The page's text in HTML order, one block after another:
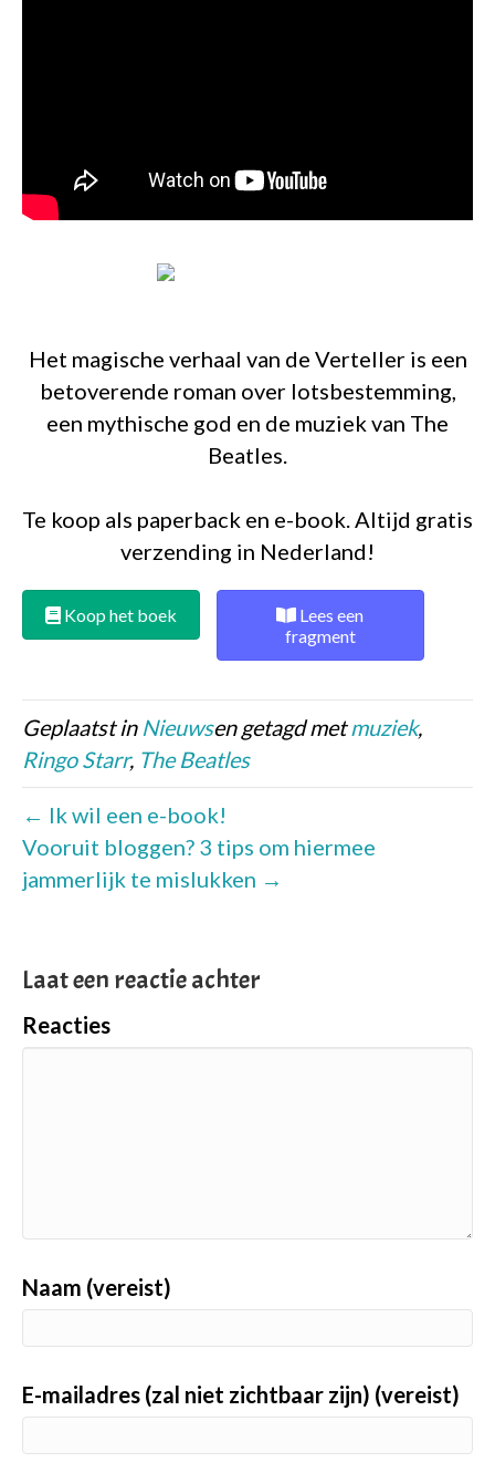
Het magische verhaal van de Verteller is een
betoverende roman over lotsbestemming,
een mythische god en de muziek van The
Beatles.
Te koop als paperback en e-book. Altijd gratis
verzending in Nederland!
Koop het boek
Lees een
fragment
Geplaatst in Nieuwsen getagd metmuziek,
Ringo Starr, The Beatles
← Ik wil een e-book!
Vooruit bloggen? 3 tips om hiermee
jammerlijk te mislukken →
Laat een reactie achter
Reacties
Naam (vereist)
E-mailadres (zal niet zichtbaar zijn) (vereist)